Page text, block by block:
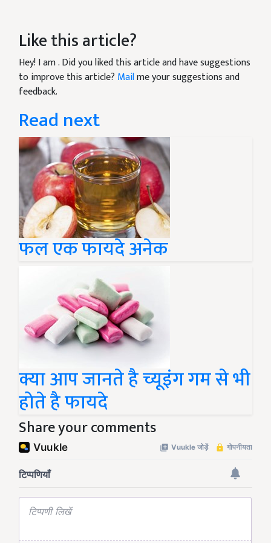
Like this article?
Hey! I am. Did you liked this article and have suggestions
to improve this article? Mailme your suggestions and
feedback.
Read next
फल एक फायदे अनेक
क्या आप जानते है च्यूइंग गम से भी
होते है फायदे
Share your comments